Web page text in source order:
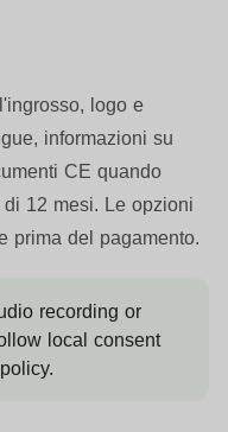
logo e
informazioni su
CE quando
12 mesi. Le opzioni
prima del pagamento.
recording or
local consent